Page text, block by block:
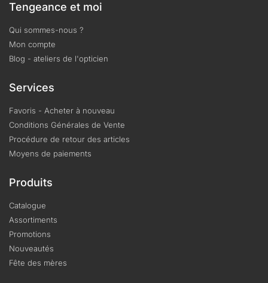
Tengeance et moi
Qui sommes-nous ?
Mon compte
Blog - ateliers de l'opticien
Services
Favoris - Acheter à nouveau
Conditions Générales de Vente
Procédure de retour des articles
Moyens de paiements
Produits
Catalogue
Assortiments
Promotions
Nouveautés
Fête des mères